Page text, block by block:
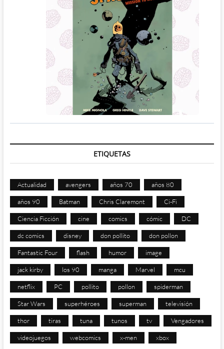
ETIQUETAS
Actualidad avengers años 70 años 80
años 90 Batman Chris Claremont Ci-Fi
Ciencia Ficción cine comics cómic DC
dc comics disney don pollito don pollon
Fantastic Four flash humor image
jack kirby los 90 manga Marvel mcu
netflix PC pollito pollon spiderman
Star Wars superhéroes superman televisión
thor tiras tuna tunos tv Vengadores
videojuegos webcomics x-men xbox